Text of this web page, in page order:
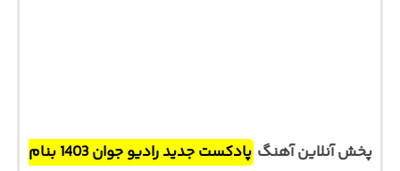
پخش آنلاین آهنگ
پادکست جدید رادیو جوان 1403 بنام